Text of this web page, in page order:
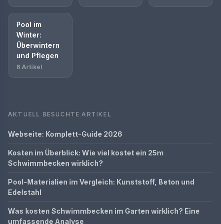
Pool im
Winter:
Überwintern
und Pflegen
6 Artikel
AKTUELL BESUCHTE ARTIKEL
Webseite: Komplett-Guide 2026
Kosten im Überblick: Wie viel kostet ein 25m
Schwimmbecken wirklich?
Pool-Materialien im Vergleich: Kunststoff, Beton und
Edelstahl
Was kosten Schwimmbecken im Garten wirklich? Eine
umfassende Analyse